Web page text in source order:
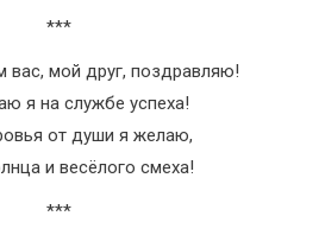
***
мой друг, поздравляю!
я на службе успеха!
от души я желаю,
и весёлого смеха!
***